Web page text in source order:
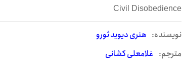
Civil Disobedience
نويسنده: هنری دیوید ثورو
مترجم: غلامعلی کشانی